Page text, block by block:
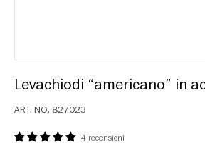
Levachiodi “americano” in
ART. NO. 827023
4 recensioni